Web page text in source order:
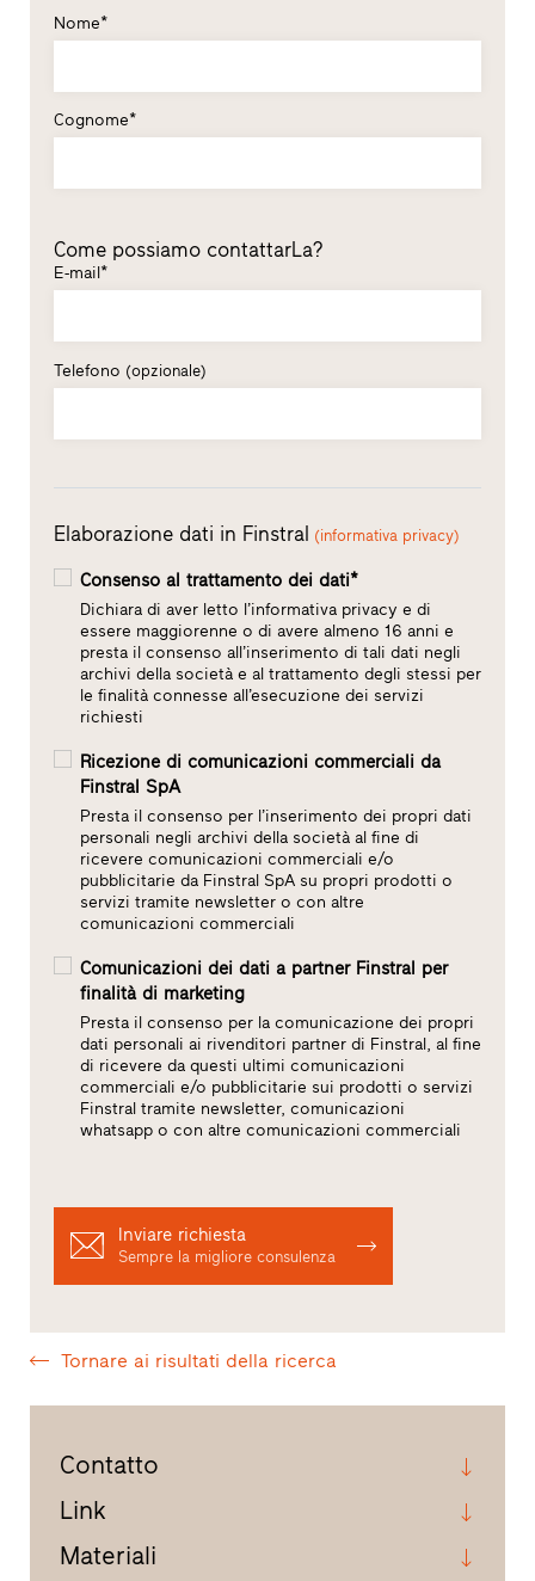
Nome*
Cognome*
Come possiamo contattarLa?
E-mail*
Telefono (opzionale)
Elaborazione dati in Finstral (informativa privacy)
Consenso al trattamento dei dati*
Dichiara di aver letto l’informativa privacy e di
essere maggiorenne o di avere almeno 16 anni e
presta il consenso all’inserimento di tali dati negli
archivi della società e al trattamento degli stessi per
le finalità connesse all’esecuzione dei servizi
richiesti
Ricezione di comunicazioni commerciali da
Finstral SpA
Presta il consenso per l’inserimento dei propri dati
personali negli archivi della società al fine di
ricevere comunicazioni commerciali e/o
pubblicitarie da Finstral SpA su propri prodotti o
servizi tramite newsletter o con altre
comunicazioni commerciali
Comunicazioni dei dati a partner Finstral per
finalità di marketing
Presta il consenso per la comunicazione dei propri
dati personali ai rivenditori partner di Finstral, al fine
di ricevere da questi ultimi comunicazioni
commerciali e/o pubblicitarie sui prodotti o servizi
Finstral tramite newsletter, comunicazioni
whatsapp o con altre comunicazioni commerciali
Inviare richiesta
Sempre la migliore consulenza
Tornare ai risultati della ricerca
Contatto
Link
Materiali